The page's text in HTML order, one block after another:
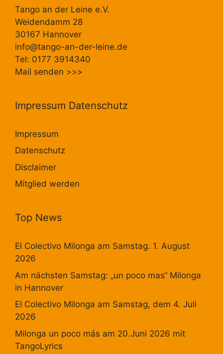
Tango an der Leine e.V.
Weidendamm 28
30167 Hannover
info@tango-an-der-leine.de
Tel: 0177 3914340
Mail senden >>>
Impressum Datenschutz
Impressum
Datenschutz
Disclaimer
Mitglied werden
Top News
El Colectivo Milonga am Samstag. 1. August
2026
Am nächsten Samstag: „un poco mas“ Milonga
in Hannover
El Colectivo Milonga am Samstag, dem 4. Juli
2026
Milonga un poco más am 20.Juni 2026 mit
TangoLyrics